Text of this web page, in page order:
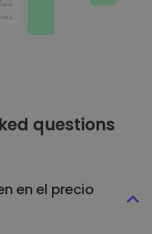
questions
en el precio